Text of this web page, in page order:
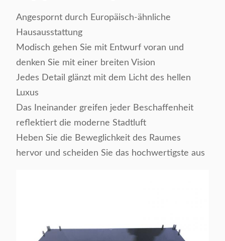
Angespornt durch Europäisch-ähnliche
Hausausstattung
Modisch gehen Sie mit Entwurf voran und
denken Sie mit einer breiten Vision
Jedes Detail glänzt mit dem Licht des hellen
Luxus
Das Ineinander greifen jeder Beschaffenheit
reflektiert die moderne Stadtluft
Heben Sie die Beweglichkeit des Raumes
hervor und scheiden Sie das hochwertigste aus